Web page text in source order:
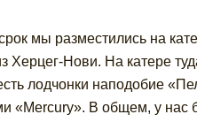
мы разместились на
Нови. На катере
лодчонки наподобие
«Mercury». В общем, у нас